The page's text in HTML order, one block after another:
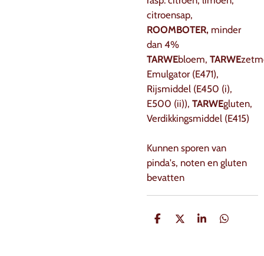
citroensap,
ROOMBOTER, minder
dan 4%
TARWEbloem, TARWE
Emulgator (E471),
Rijsmiddel (E450 (i),
E500 (ii)), TARWEgluten,
Verdikkingsmiddel (E415)
Kunnen sporen van
pinda's, noten en gluten
bevatten
D
D
S
D